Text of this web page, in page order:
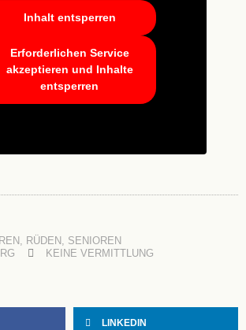
Inhalt entsperren
Erforderlichen Service
akzeptieren und Inhalte
entsperren
, RÜDEN , SENIOREN
KEINE VERMITTLUNG
LINKEDIN